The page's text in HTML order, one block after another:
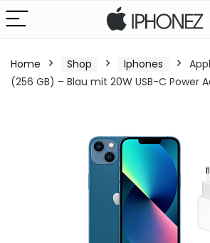
Home Shop Iphones
(256 GB) – Blau mit 20W USB-C Power